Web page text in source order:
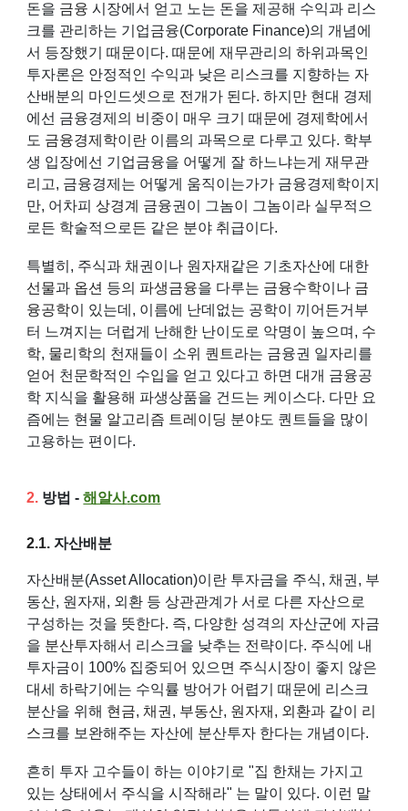
돈을 금융 시장에서 얻고 노는 돈을 제공해 수익과 리스
크를 관리하는 기업금융(Corporate Finance)의 개념에
서 등장했기 때문이다. 때문에 재무관리의 하위과목인
투자론은 안정적인 수익과 낮은 리스크를 지향하는 자
산배분의 마인드셋으로 전개가 된다. 하지만 현대 경제
에선 금융경제의 비중이 매우 크기 때문에 경제학에서
도 금융경제학이란 이름의 과목으로 다루고 있다. 학부
생 입장에선 기업금융을 어떻게 잘 하느냐는게 재무관
리고, 금융경제는 어떻게 움직이는가가 금융경제학이지
만, 어차피상경계 금융권이 그놈이 그놈이라 실무적으
로든 학술적으로든 같은 분야 취급이다.
특별히, 주식과 채권이나 원자재같은 기초자산에 대한
선물과 옵션 등의 파생금융을 다루는 금융수학이나 금
융공학이 있는데, 이름에 난데없는 공학이 끼어든거부
터 느껴지는 더럽게 난해한 난이도로 악명이 높으며, 수
학, 물리학의 천재들이 소위 퀀트라는 금융권 일자리를
얻어 천문학적인 수입을 얻고 있다고 하면 대개 금융공
학 지식을 활용해 파생상품을 건드는 케이스다. 다만 요
즘에는 현물 알고리즘 트레이딩 분야도 퀀트들을 많이
고용하는 편이다.
2. 방법 -해알사.com
2.1. 자산배분
자산배분(Asset Allocation)이란 투자금을 주식, 채권, 부
동산, 원자재, 외환 등 상관관계가 서로 다른 자산으로
구성하는 것을 뜻한다. 즉, 다양한 성격의 자산군에 자금
을 분산투자해서 리스크을 낮추는 전략이다. 주식에 내
투자금이 100% 집중되어 있으면 주식시장이 좋지 않은
대세 하락기에는 수익률 방어가 어렵기 때문에 리스크
분산을 위해 현금, 채권 , 부동산, 원자재 , 외환과 같이 리
스크를 보완해주는 자산에 분산투자 한다는 개념이다.
흔히 투자 고수들이 하는 이야기로 "집 한채는 가지고
있는 상태에서 주식을 시작해라" 는 말이 있다. 이런 말